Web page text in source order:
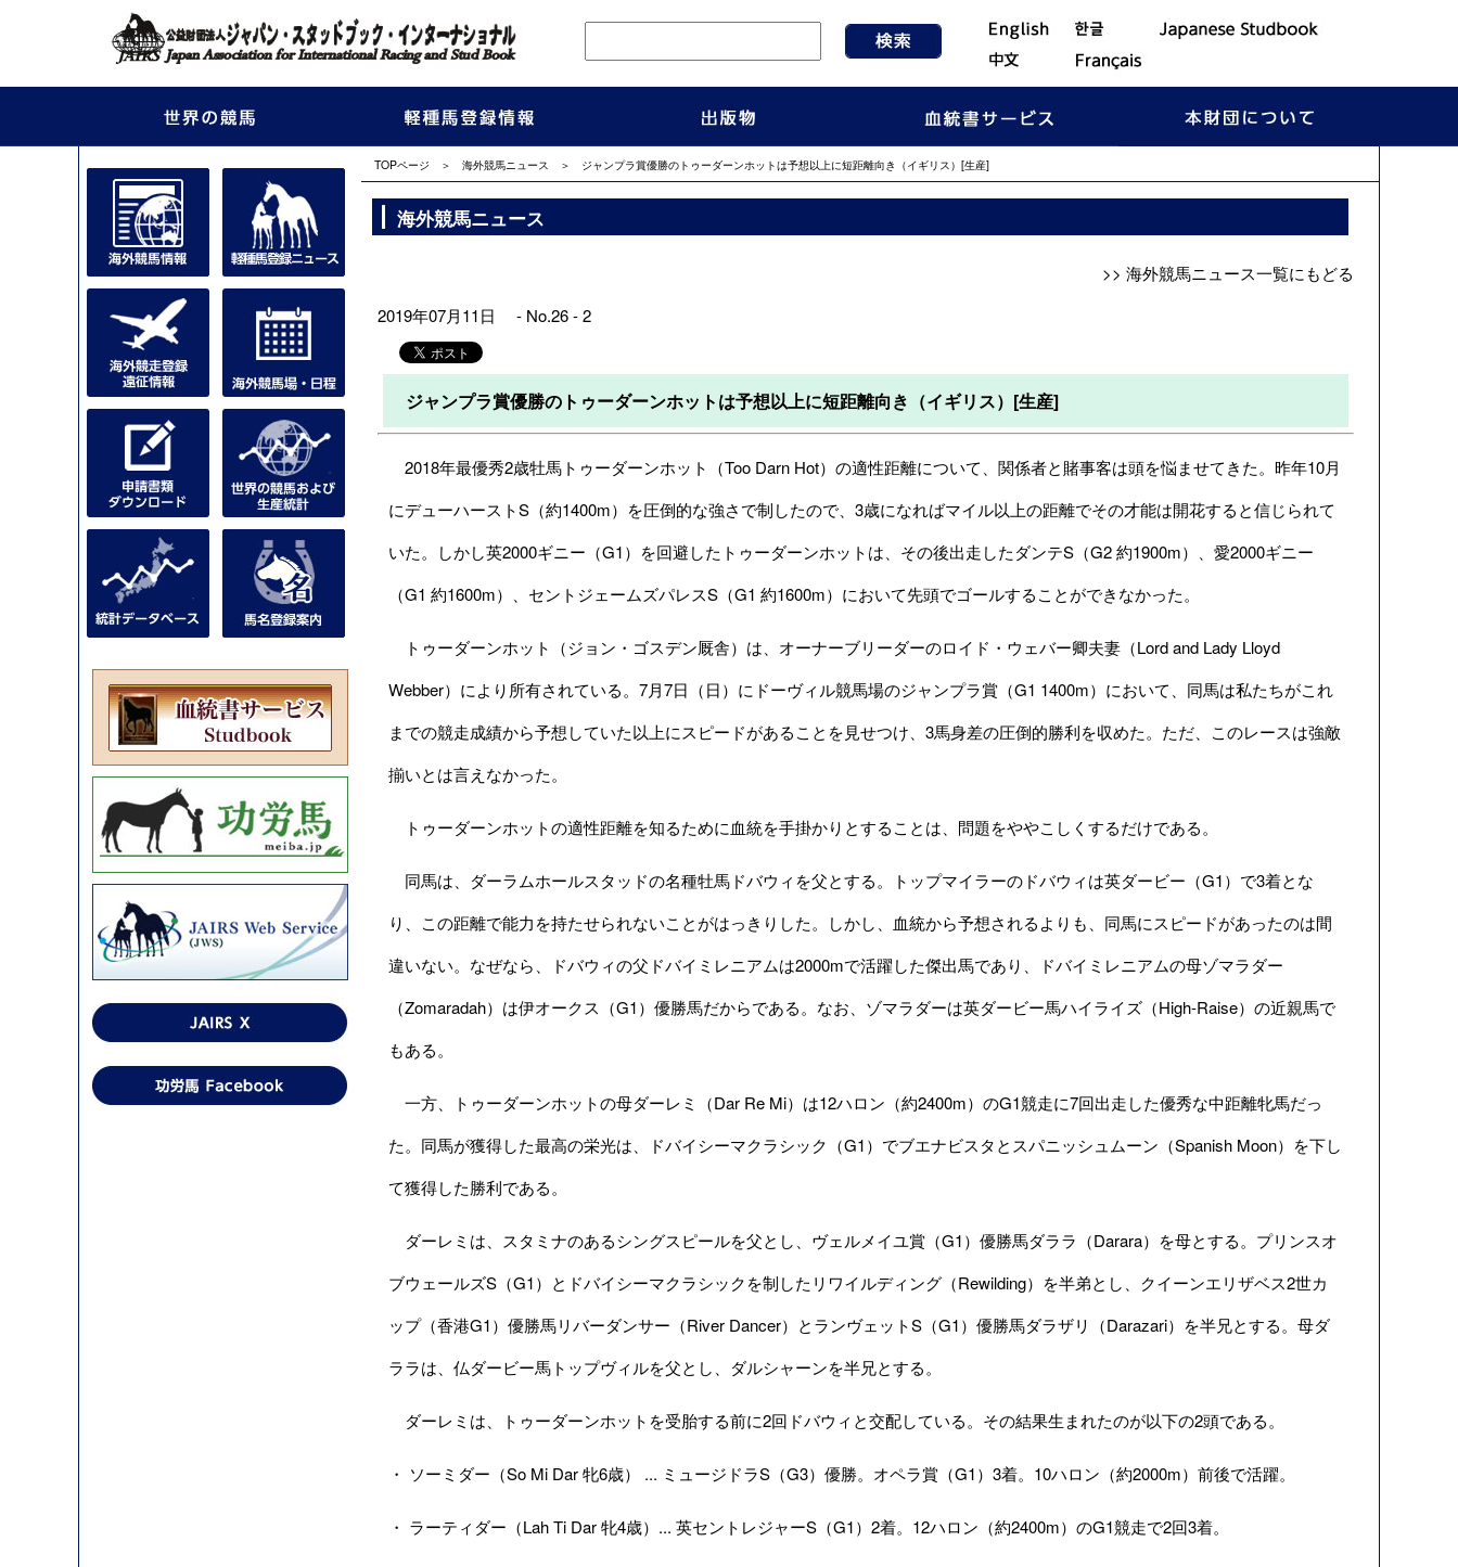
TOPページ ＞ 海外競馬ニュース ＞ ジャンプラ賞優勝のトゥーダーンホットは予想以上に短距離向き（イギリス）[生産]
海外競馬ニュース
>> 海外競馬ニュース一覧にもどる
2019年07月11日 - No.26 - 2
ジャンプラ賞優勝のトゥーダーンホットは予想以上に短距離向き（イギリス）[生産]
2018年最優秀2歳牡馬トゥーダーンホット（Too Darn Hot）の適性距離について、関係者と賭事客は頭を悩ませてきた。昨年10月
にデューハーストS（約1400m）を圧倒的な強さで制したので、3歳になればマイル以上の距離でその才能は開花すると信じられて
いた。しかし英2000ギニー（G1）を回避したトゥーダーンホットは、その後出走したダンテS（G2 約1900m）、愛2000ギニー
（G1 約1600m）、セントジェームズパレスS（G1 約1600m）において先頭でゴールすることができなかった。
トゥーダーンホット（ジョン・ゴスデン厩舎）は、オーナーブリーダーのロイド・ウェバー卿夫妻（Lord and Lady Lloyd
Webber）により所有されている。7月7日（日）にドーヴィル競馬場のジャンプラ賞（G1 1400m）において、同馬は私たちがこれ
までの競走成績から予想していた以上にスピードがあることを見せつけ、3馬身差の圧倒的勝利を収めた。ただ、このレースは強敵
揃いとは言えなかった。
トゥーダーンホットの適性距離を知るために血統を手掛かりとすることは、問題をややこしくするだけである。
同馬は、ダーラムホールスタッドの名種牡馬ドバウィを父とする。トップマイラーのドバウィは英ダービー（G1）で3着とな
り、この距離で能力を持たせられないことがはっきりした。しかし、血統から予想されるよりも、同馬にスピードがあったのは間
違いない。なぜなら、ドバウィの父ドバイミレニアムは2000mで活躍した傑出馬であり、ドバイミレニアムの母ゾマラダー
（Zomaradah）は伊オークス（G1）優勝馬だからである。なお、ゾマラダーは英ダービー馬ハイライズ（High-Raise）の近親馬で
もある。
一方、トゥーダーンホットの母ダーレミ（Dar Re Mi）は12ハロン（約2400m）のG1競走に7回出走した優秀な中距離牝馬だっ
た。同馬が獲得した最高の栄光は、ドバイシーマクラシック（G1）でブエナビスタとスパニッシュムーン（Spanish Moon）を下し
て獲得した勝利である。
ダーレミは、スタミナのあるシングスピールを父とし、ヴェルメイユ賞（G1）優勝馬ダララ（Darara）を母とする。プリンスオ
ブウェールズS（G1）とドバイシーマクラシックを制したリワイルディング（Rewilding）を半弟とし、クイーンエリザベス2世カ
ップ（香港G1）優勝馬リバーダンサー（River Dancer）とランヴェットS（G1）優勝馬ダラザリ（Darazari）を半兄とする。母ダ
ララは、仏ダービー馬トップヴィルを父とし、ダルシャーンを半兄とする。
ダーレミは、トゥーダーンホットを受胎する前に2回ドバウィと交配している。その結果生まれたのが以下の2頭である。
・ ソーミダー（So Mi Dar 牝6歳） ... ミュージドラS（G3）優勝。オペラ賞（G1）3着。10ハロン（約2000m）前後で活躍。
・ ラーティダー（Lah Ti Dar 牝4歳）... 英セントレジャーS（G1）2着。12ハロン（約2400m）のG1競走で2回3着。